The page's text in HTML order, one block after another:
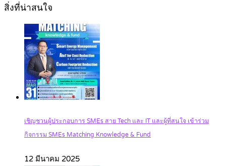
สิ่งที่น่าสนใจ
เชิญชวนผู้ประกอบการ SMEs สาย Tech และ IT และผู้ที่สนใจ เข้าร่วม
กิจกรรม SMEs Matching Knowledge & Fund
12 มีนาคม 2025